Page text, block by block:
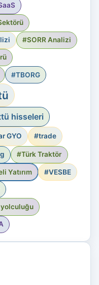
#SORR Analizi
#TBORG
hisseleri
GYO #trade
#Türk Traktör
Yatırım #VESBE
yolculuğu